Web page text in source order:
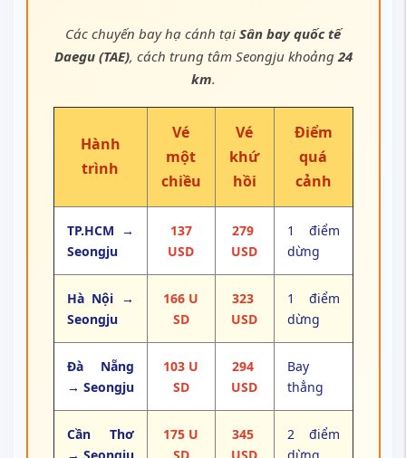
Các chuyến bay hạ cánh tại Sân bay quốc tế
Daegu (TAE), cách trung tâm Seongju khoảng 24
km.
Hành
trình
Vé
một
chiều
Vé
khứ
hồi
Điểm
quá
cảnh
TP.HCM →
Seongju
137
USD
279
USD
1 điểm
dừng
Hà Nội →
Seongju
166 U
SD
323
USD
1 điểm
dừng
Đà Nẵng
→ Seongju
103 U
SD
294
USD
Bay
thẳng
Cần Thơ
→ Seongju
175 U
SD
345
USD
2 điểm
dừng